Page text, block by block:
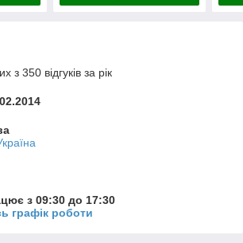
з 350 відгуків за рік
з 09:30 до 17:30
графік роботи